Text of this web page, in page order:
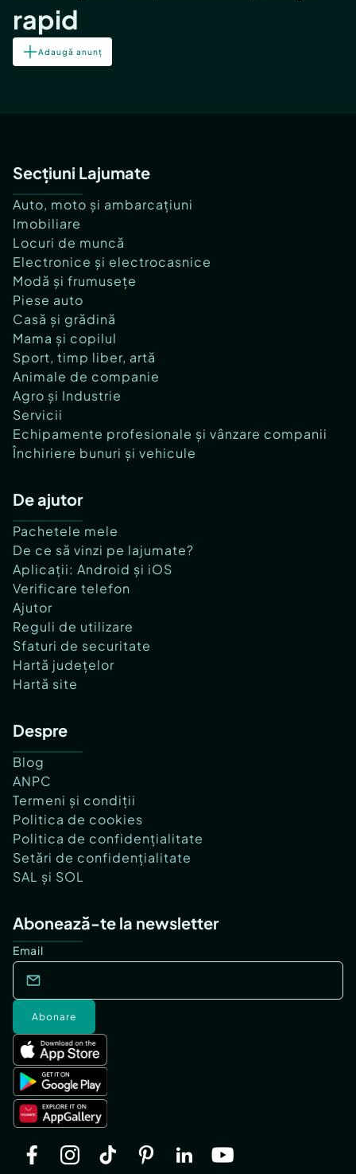
rapid
Adaugă anunț
Secțiuni Lajumate
Auto, moto și ambarcațiuni
Imobiliare
Locuri de muncă
Electronice și electrocasnice
Modă și frumusețe
Piese auto
Casă și grădină
Mama și copilul
Sport, timp liber, artă
Animale de companie
Agro și Industrie
Servicii
Echipamente profesionale și vânzare companii
Închiriere bunuri și vehicule
De ajutor
Pachetele mele
De ce să vinzi pe lajumate?
Aplicații: Android și iOS
Verificare telefon
Ajutor
Reguli de utilizare
Sfaturi de securitate
Hartă județelor
Hartă site
Despre
Blog
ANPC
Termeni și condiții
Politica de cookies
Politica de confidențialitate
Setări de confidențialitate
SAL și SOL
Abonează-te la newsletter
Email
Abonare